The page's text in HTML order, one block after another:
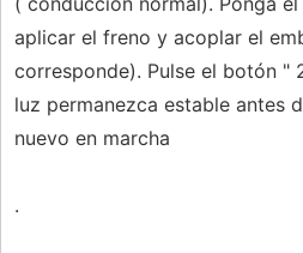
aplicar el freno y acoplar el
corresponde). Pulse el botón "
luz permanezca estable antes
nuevo en marcha
.